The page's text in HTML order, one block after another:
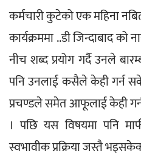
कर्मचारी कुटेको एक महिना
कार्यक्रममा ..डी जिन्दाबाद को
नीच शब्द प्रयोग गर्दै उनले
पनि उनलाई कसैले केही गर्न
प्रचण्डले समेत आफूलाई केही गर्न
। पछि यस विषयमा पनि
स्वभावीक प्रक्रिया जस्तै